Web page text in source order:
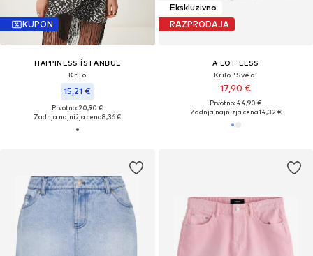
KUPON
HAPPINESS İSTANBUL
Krilo
15,21 €
Prvotno: 20,90 €
Zadnja najnižja cena8,36 €
Ekskluzivno
RAZPRODAJA
A LOT LESS
Krilo 'Svea'
17,90 €
Prvotno: 44,90 €
Zadnja najnižja cena14,32 €